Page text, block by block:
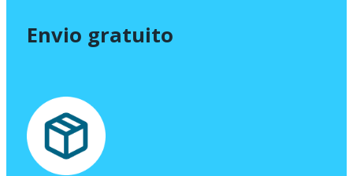
Envio gratuito